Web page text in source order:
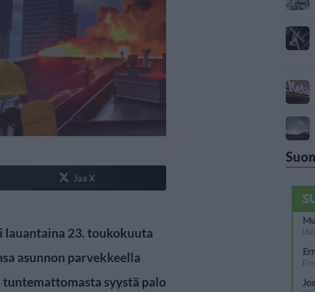
Jaa X
lauantaina 23. toukokuuta
asunnon parvekkeella
syystä palo